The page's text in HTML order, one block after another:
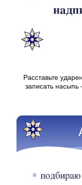
Расставьте
записать насыпь